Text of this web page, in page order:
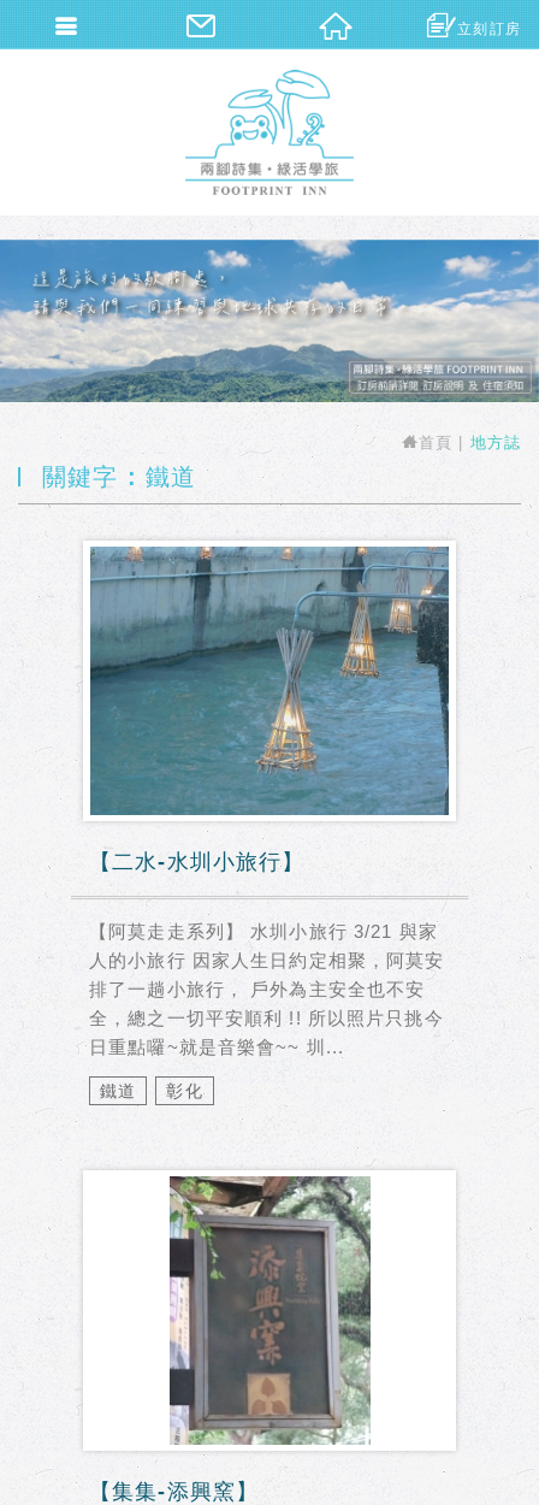
首頁 地方誌
關鍵字 : 鐵道
【二水-水圳小旅行】
【阿莫走走系列】 水圳小旅行 3/21 與家
人的小旅行 因家人生日約定相聚，阿莫安
排了一趟小旅行， 戶外為主安全也不安
全，總之一切平安順利 !! 所以照片只挑今
日重點囉~就是音樂會~~ 圳...
鐵道 彰化
【集集-添興窯】
立刻訂房